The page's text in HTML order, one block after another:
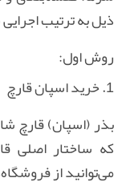
ذیل به ترتیب
روش اول:
1. خرید اسپان قارچ
بذر (اسپان) قارچ
که ساختار اصلی
می‌توانید از